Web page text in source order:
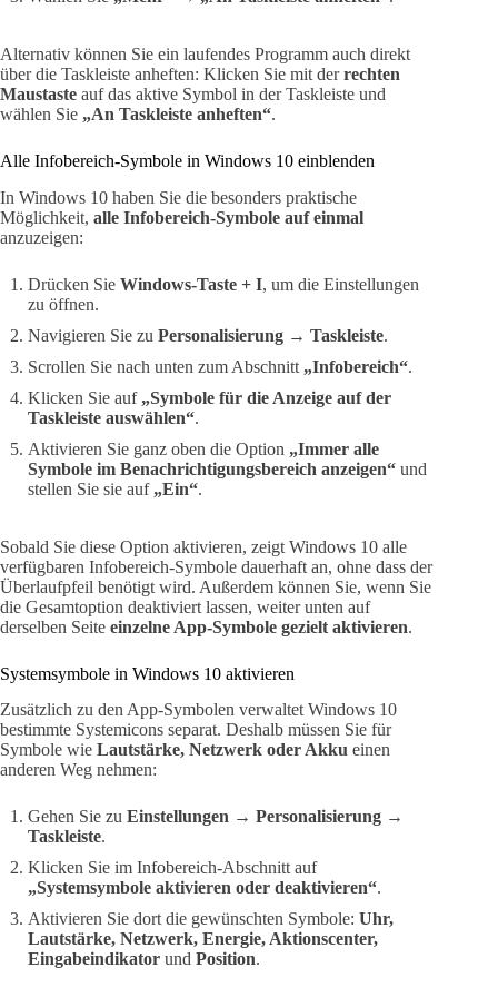
Alternativ können Sie ein laufendes Programm auch direkt
über die Taskleiste anheften: Klicken Sie mit derrechten
Maustaste auf das aktive Symbol in der Taskleiste und
wählen Sie „An Taskleiste anheften“.
Alle Infobereich-Symbole in Windows 10 einblenden
In Windows 10 haben Sie die besonders praktische
Möglichkeit, alle Infobereich-Symbole auf einmal
anzuzeigen:
Drücken Sie Windows-Taste + I, um die Einstellungen
zu öffnen.
Navigieren Sie zu Personalisierung → Taskleiste.
Scrollen Sie nach unten zum Abschnitt „Infobereich“.
Klicken Sie auf „Symbole für die Anzeige auf der
Taskleiste auswählen“.
Aktivieren Sie ganz oben die Option „Immer alle
Symbole im Benachrichtigungsbereich anzeigen“ und
stellen Sie sie auf „Ein“.
Sobald Sie diese Option aktivieren, zeigt Windows 10 alle
verfügbaren Infobereich-Symbole dauerhaft an, ohne dass der
Überlaufpfeil benötigt wird. Außerdem können Sie, wenn Sie
die Gesamtoption deaktiviert lassen, weiter unten auf
derselben Seite einzelne App-Symbole gezielt aktivieren.
Systemsymbole in Windows 10 aktivieren
Zusätzlich zu den App-Symbolen verwaltet Windows 10
bestimmte Systemicons separat. Deshalb müssen Sie für
Symbole wie Lautstärke, Netzwerk oder Akku einen
anderen Weg nehmen:
Gehen Sie zu Einstellungen → Personalisierung →
Taskleiste.
Klicken Sie im Infobereich-Abschnitt auf
„Systemsymbole aktivieren oder deaktivieren“.
Aktivieren Sie dort die gewünschten Symbole: Uhr,
Lautstärke, Netzwerk, Energie, Aktionscenter,
Eingabeindikator und Position.